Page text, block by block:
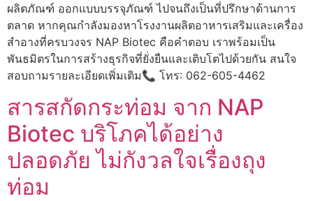
ผลิตภัณฑ์ ออกแบบบรรจุภัณฑ์ ไปจนถึงเป็นที่ปรึกษาด้านการ
ตลาด หากคุณกำลังมองหาโรงงานผลิตอาหารเสริมและเครื่อง
สำอางที่ครบวงจร NAP Biotec คือคำตอบ เราพร้อมเป็น
พันธมิตรในการสร้างธุรกิจที่ยั่งยืนและเติบโตไปด้วยกัน สนใจ
สอบถามรายละเอียดเพิ่มเติม📞 โทร: 062-605-4462
สารสกัดกระท่อม จาก NAP
Biotec บริโภคได้อย่าง
ปลอดภัย ไม่กังวลใจเรื่องถุง
ท่อม